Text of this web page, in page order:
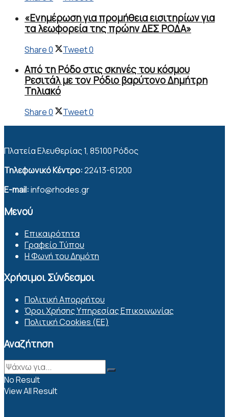
«Ενημέρωση για προμήθεια εισιτηρίων για
τα λεωφορεία της πρώην ΔΕΣ ΡΟΔΑ»
Share0 Tweet0
Από τη Ρόδο στις σκηνές του κόσμου
Ρεσιτάλ με τον Ρόδιο βαρύτονο Δημήτρη
Τηλιακό
Share0 Tweet0
Πλατεία Ελευθερίας 1, 85100 Ρόδος
Τηλεφωνικό Κέντρο:22413-61200
E-mail:info@rhodes.gr
Μενού
Επικαιρότητα
Γραφείο Τύπου
Η Φωνή του Δημότη
Χρήσιμοι Σύνδεσμοι
Πολιτική Απορρήτου
Όροι Χρήσης Υπηρεσίας Επικοινωνίας
Πολιτική Cookies (ΕΕ)
Αναζήτηση
No Result
View All Result